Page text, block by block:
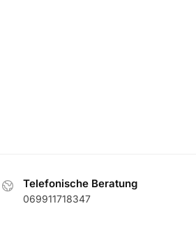
Telefonische Beratung
069911718347